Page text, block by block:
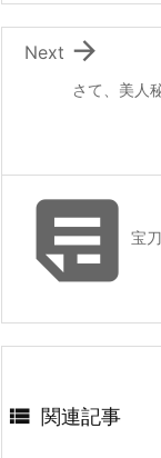
さて、美人

Next
宝
 関連記事